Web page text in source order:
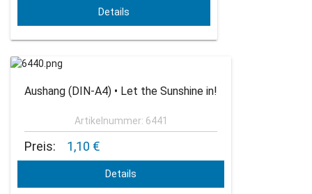
Details
Aushang (DIN-A4) • Let the Sunshine in!
Artikelnummer: 6441
Preis: 1,10 €
Details